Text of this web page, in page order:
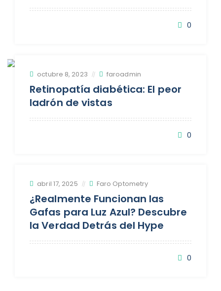
0
octubre 8, 2023 faroadmin
Retinopatía diabética: El peor
ladrón de vistas
0
abril 17, 2025 Faro Optometry
¿Realmente Funcionan las
Gafas para Luz Azul? Descubre
la Verdad Detrás del Hype
0